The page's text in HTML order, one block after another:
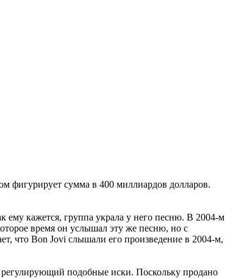
фигурирует сумма в 400 миллиардов долларов.
ему кажется, группа украла у него песню. В 2004-м
время он услышал эту же песню, но с
что Bon Jovi слышали его произведение в 2004-м,
подобные иски. Поскольку продано